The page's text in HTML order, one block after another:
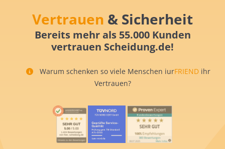
Vertrauen & Sicherheit
Bereits mehr als 55.000 Kunden
vertrauen Scheidung.de!
Warum schenken so viele Menschen iurFRIEND ihr
Vertrauen?